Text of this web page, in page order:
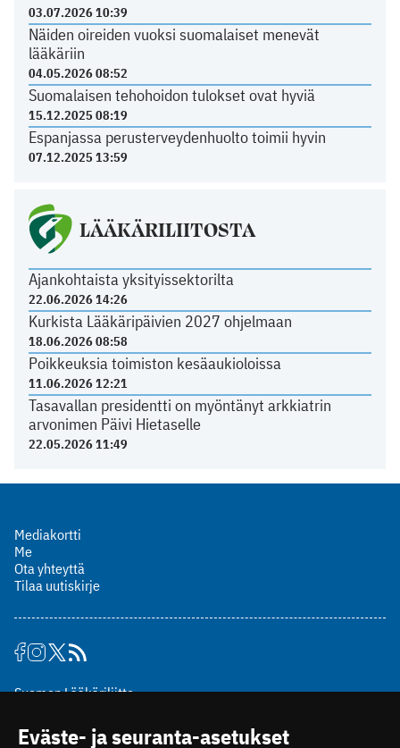
03.07.2026 10:39
Näiden oireiden vuoksi suomalaiset menevät
lääkäriin
04.05.2026 08:52
Suomalaisen tehohoidon tulokset ovat hyviä
15.12.2025 08:19
Espanjassa perusterveydenhuolto toimii hyvin
07.12.2025 13:59
LÄÄKÄRILIITOSTA
Ajankohtaista yksityissektorilta
22.06.2026 14:26
Kurkista Lääkäripäivien 2027 ohjelmaan
18.06.2026 08:58
Poikkeuksia toimiston kesäaukioloissa
11.06.2026 12:21
Tasavallan presidentti on myöntänyt arkkiatrin
arvonimen Päivi Hietaselle
22.05.2026 11:49
Mediakortti
Me
Ota yhteyttä
Tilaa uutiskirje
Suomen Lääkäriliitto
00510 Helsinki
Eväste- ja seuranta-asetukset